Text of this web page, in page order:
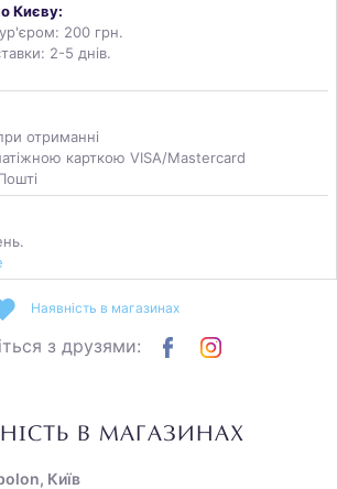
Києву:
ур'єром: 200 грн.
2-5 днів.
отриманні
карткою VISA/Mastercard
Наявність в магазинах
з друзями:
В МАГАЗИНАХ
Київ